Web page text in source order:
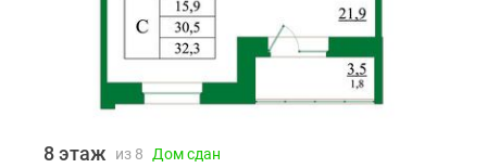
8 этаж из 8 Дом сдан